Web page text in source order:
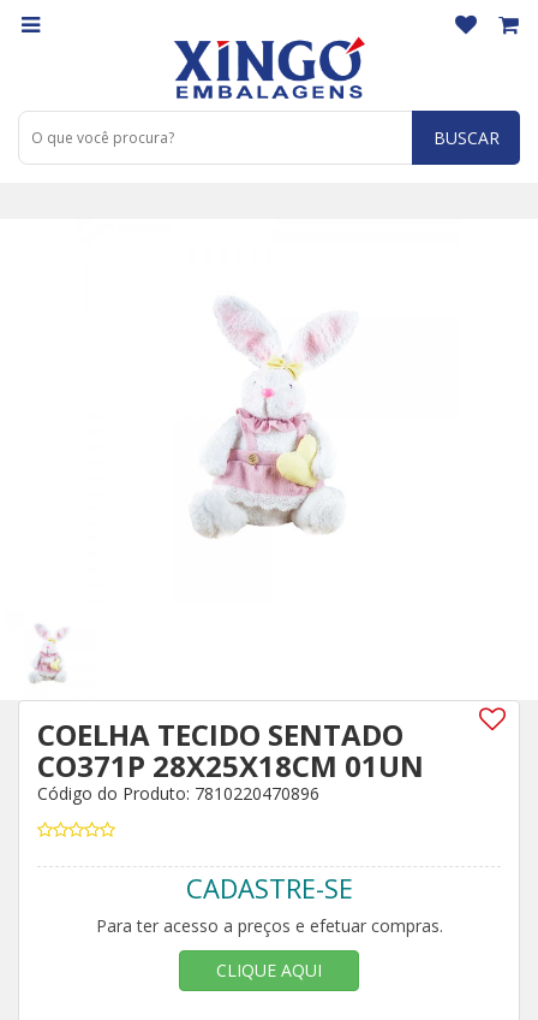
BUSCAR
COELHA TECIDO SENTADO
CO371P 28X25X18CM 01UN
Código do Produto: 7810220470896
CADASTRE-SE
Para ter acesso a preços e efetuar compras.
CLIQUE AQUI